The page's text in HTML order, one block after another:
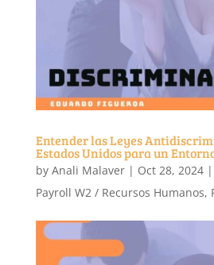
Entender las Leyes
Estados Unidos para un
by Anali Malaver| Oct 28, 2024|
Payroll W2 / Recursos Humanos,